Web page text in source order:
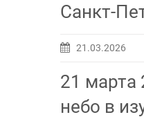
Санкт-
21.03.2026
21 марта
небо в